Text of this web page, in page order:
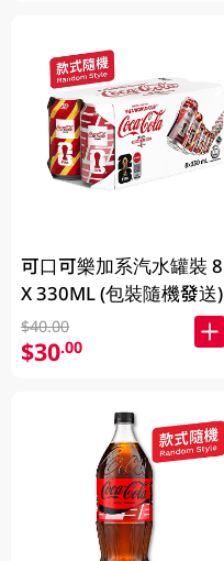
可口可樂加系汽水罐裝 8
X 330ML (包裝隨機發送)
$40.00
$30.00